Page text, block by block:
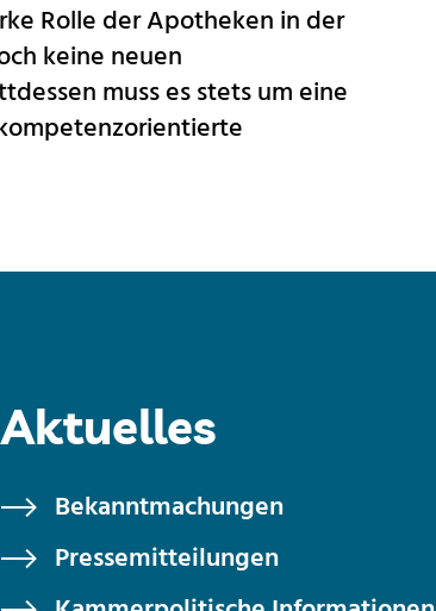
Rolle der Apotheken in der
keine neuen
muss es stets um eine
Aktuelles
Bekanntmachungen
Pressemitteilungen